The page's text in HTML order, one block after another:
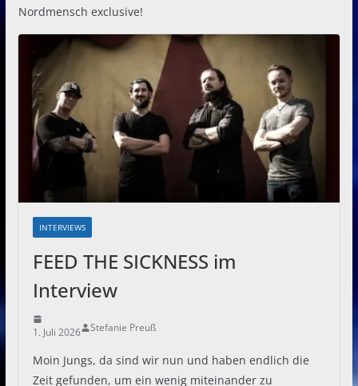
Nordmensch exclusive!
INTERVIEWS
FEED THE SICKNESS im
Interview
1. Juli 2026 Stefanie Preuß
Moin Jungs, da sind wir nun und haben endlich die
Zeit gefunden, um ein wenig miteinander zu